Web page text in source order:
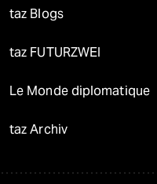
taz Blogs
taz FUTURZWEI
Le Monde diplomatique
taz Archiv